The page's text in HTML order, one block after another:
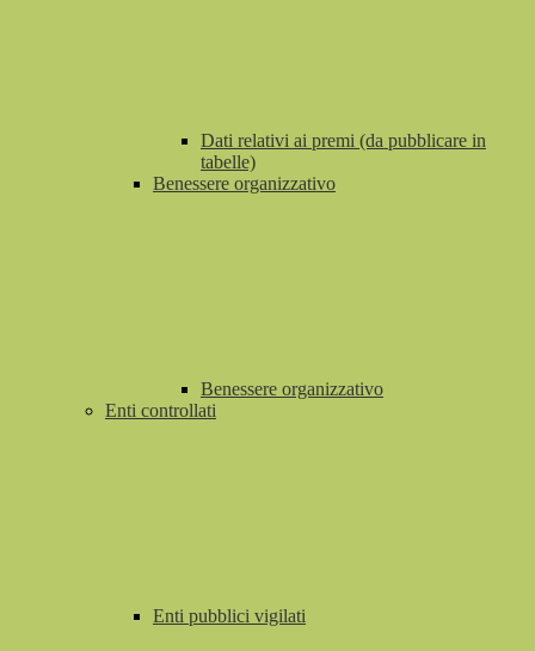
Dati relativi ai premi (da pubblicare in
tabelle)
Benessere organizzativo
Benessere organizzativo
Enti controllati
Enti pubblici vigilati